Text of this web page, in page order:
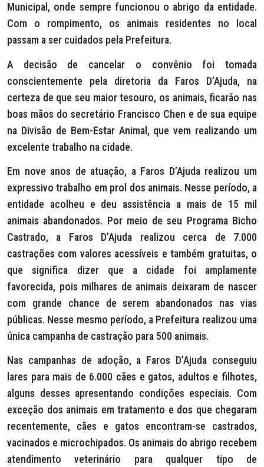
Municipal, onde sempre funcionou o abrigo da entidade.
Com o rompimento, os animais residentes no local
passam a ser cuidados pela Prefeitura.
A decisão de cancelar o convênio foi tomada
conscientemente pela diretoria da Faros D’Ajuda, na
certeza de que seu maior tesouro, os animais, ficarão nas
boas mãos do secretário Francisco Chen e de sua equipe
na Divisão de Bem-Estar Animal, que vem realizando um
excelente trabalho na cidade.
Em nove anos de atuação, a Faros D’Ajuda realizou um
expressivo trabalho em prol dos animais. Nesse período, a
entidade acolheu e deu assistência a mais de 15 mil
animais abandonados. Por meio de seu Programa Bicho
Castrado, a Faros D’Ajuda realizou cerca de 7.000
castrações com valores acessíveis e também gratuitas, o
que significa dizer que a cidade foi amplamente
favorecida, pois milhares de animais deixaram de nascer
com grande chance de serem abandonados nas vias
públicas. Nesse mesmo período, a Prefeitura realizou uma
única campanha de castração para 500 animais.
Nas campanhas de adoção, a Faros D’Ajuda conseguiu
lares para mais de 6.000 cães e gatos, adultos e filhotes,
alguns desses apresentando condições especiais. Com
exceção dos animais em tratamento e dos que chegaram
recentemente, cães e gatos encontram-se castrados,
vacinados e microchipados. Os animais do abrigo recebem
atendimento veterinário para qualquer tipo de